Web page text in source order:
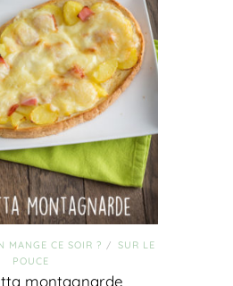
MANGE CE SOIR ? /
SUR LE
POUCE
montagnarde